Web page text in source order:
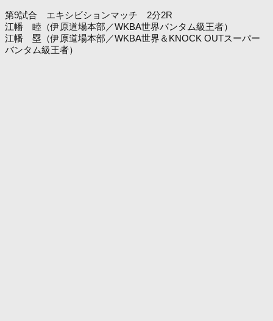
第9試合 エキシビションマッチ 2分2R
江幡 睦（伊原道場本部／WKBA世界バンタム級王者）
江幡 塁（伊原道場本部／WKBA世界＆KNOCK OUTスーパー
バンタム級王者）